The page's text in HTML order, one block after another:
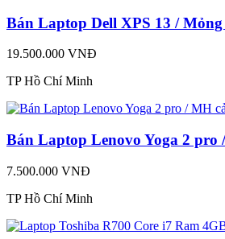
Bán Laptop Dell XPS 13 /
19.500.000 VNĐ
TP Hồ Chí Minh
Bán Laptop Lenovo Yoga 2
7.500.000 VNĐ
TP Hồ Chí Minh